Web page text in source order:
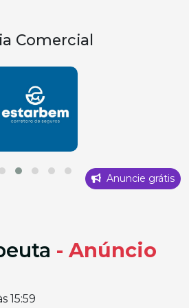
Comercial
Anuncie grátis
- Anúncio
15:59